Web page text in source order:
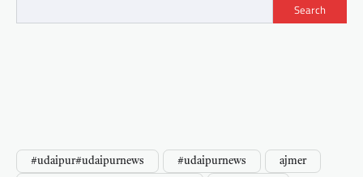
Search
#udaipur#udaipurnews #udaipurnews ajmer